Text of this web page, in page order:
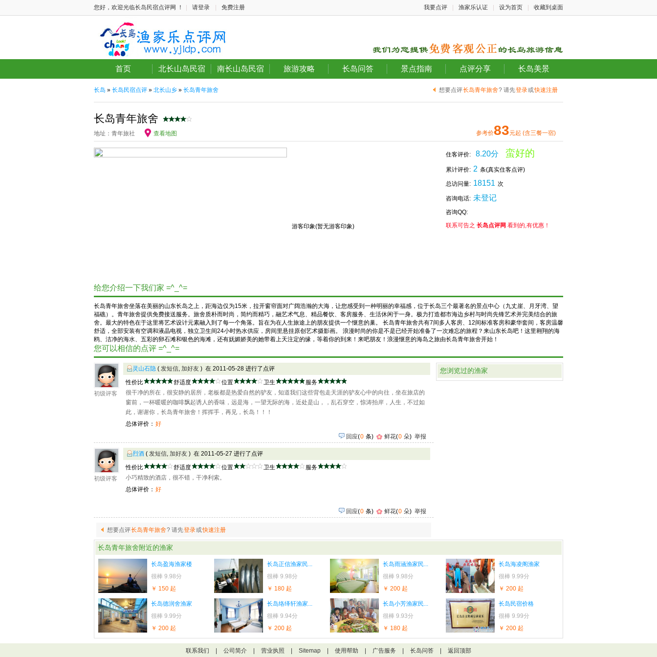
您好，欢迎光临长岛民宿点评网 ！ 请登录 免费注册 我要点评 渔家乐认证 设为首页 收藏到桌面
首页 北长山岛民宿 南长山岛民宿 旅游攻略 长岛问答 景点指南 点评分享 长岛美景
长岛 » 长岛民宿点评 » 北长山乡 » 长岛青年旅舍 想要点评长岛青年旅舍? 请先登录或快速注册
长岛青年旅舍
地址：青年旅社 查看地图 参考价83元起 (含三餐一宿)
游客印象(暂无游客印象)
住客评价: 8.20分 蛮好的
累计评价: 2 条(真实住客点评)
总访问量: 18151 次
咨询电话: 未登记
咨询QQ:
联系可告之 长岛点评网 看到的,有优惠！
给您介绍一下我们家 =^_^=
长岛青年旅舍坐落在美丽的山东长岛之上，距海边仅为15米，拉开窗帘面对广阔浩瀚的大海，让您感受到一种明丽的幸福感，位于长岛三个最著名的景点中心（九丈崖、月牙湾、望
福礁）。青年旅舍提供免费接送服务。旅舍质朴而时尚，简约而精巧，融艺术气息、精品餐饮、客房服务、生活休闲于一身。极力打造都市海边乡村与时尚先锋艺术并完美结合的旅
舍。最大的特色在于这里将艺术设计元素融入到了每一个角落。旨在为在人生旅途上的朋友提供一个惬意的巢。 长岛青年旅舍共有7间多人客房、12间标准客房和豪华套间，客房温馨
舒适，全部安装有空调和液晶电视，独立卫生间24小时热水供应，房间里悬挂原创艺术摄影画。 浪漫时尚的你是不是已经开始准备了一次难忘的旅程？来山东长岛吧！这里翱翔的海
鸥、洁净的海水、五彩的卵石滩和银色的海滩，还有妩媚娇美的她带着上天注定的缘，等着你的到来！来吧朋友！浪漫惬意的海岛之旅由长岛青年旅舍开始！
您可以相信的点评 =^_^=
初级评客
灵山石隐 ( 发短信, 加好友 ) 在 2011-05-28 进行了点评
性价比
舒适度 位置 卫生
服务
很干净的所在，很安静的居所，老板都是热爱自然的驴友，知道我们这些背包走天涯的驴友心中的向往，坐在旅店的
窗前，一杯暖暖的咖啡飘起诱人的香味，远是海，一望无际的海，近处是山，，乱石穿空，惊涛拍岸，人生，不过如
此，谢谢你，长岛青年旅舍！挥挥手，再见，长岛！！！
总体评价： 好
回应(0 条) 鲜花(0 朵) 举报
初级评客
烈酒 ( 发短信, 加好友 ) 在 2011-05-27 进行了点评
性价比
舒适度 位置 卫生
服务
小巧精致的酒店，很不错，干净利索。
总体评价： 好
回应(0 条) 鲜花(0 朵) 举报
想要点评长岛青年旅舍? 请先登录或快速注册
您浏览过的渔家
长岛青年旅舍附近的渔家
长岛盈海渔家楼
很棒 9.98分
￥ 150 起
长岛正信渔家民...
很棒 9.98分
￥ 180 起
长岛雨涵渔家民...
很棒 9.98分
￥ 200 起
长岛海凌阁渔家
很棒 9.99分
￥ 200 起
长岛德润舍渔家
很棒 9.99分
￥ 200 起
长岛络绎轩渔家...
很棒 9.94分
￥ 200 起
长岛小芳渔家民...
很棒 9.93分
￥ 180 起
长岛民宿价格
很棒 9.99分
￥ 200 起
联系我们 公司简介 营业执照 Sitemap 使用帮助 广告服务 长岛问答 返回顶部